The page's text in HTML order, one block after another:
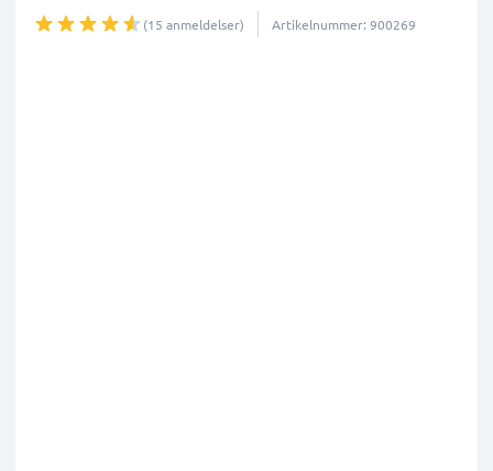
(15 anmeldelser) Artikelnummer: 900269